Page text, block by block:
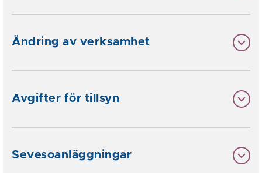
Ändring av verksamhet
Avgifter för tillsyn
Sevesoanläggningar